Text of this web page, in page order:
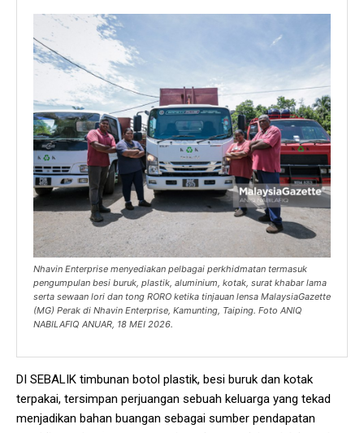
Nhavin Enterprise menyediakan pelbagai perkhidmatan termasuk
pengumpulan besi buruk, plastik, aluminium, kotak, surat khabar lama
serta sewaan lori dan tong RORO ketika tinjauan lensa MalaysiaGazette
(MG) Perak di Nhavin Enterprise, Kamunting, Taiping. Foto ANIQ
NABILAFIQ ANUAR, 18 MEI 2026.
DI SEBALIK timbunan botol plastik, besi buruk dan kotak
terpakai, tersimpan perjuangan sebuah keluarga yang tekad
menjadikan bahan buangan sebagai sumber pendapatan